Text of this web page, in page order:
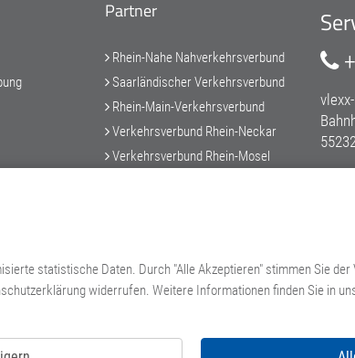
Partner
Rhein-Nahe Nahverkehrsverbund
Saarländischer Verkehrsverbund
Rhein-Main-Verkehrsverbund
Verkehrsverbund Rhein-Neckar
Verkehrsverbund Rhein-Mosel
statistische Daten. Durch "Alle Akzeptieren" stimmen Sie der
widerrufen. Weitere Informationen finden Sie in